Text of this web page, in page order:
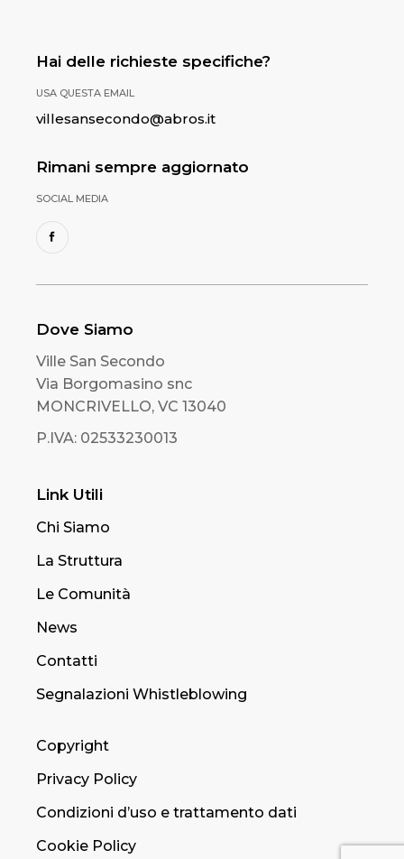
Hai delle richieste specifiche?
USA QUESTA EMAIL
villesansecondo@abros.it
Rimani sempre aggiornato
SOCIAL MEDIA
Dove Siamo
Ville San Secondo
Via Borgomasino snc
MONCRIVELLO, VC 13040
P.IVA: 02533230013
Link Utili
Chi Siamo
La Struttura
Le Comunità
News
Contatti
Segnalazioni Whistleblowing
Copyright
Privacy Policy
Condizioni d’uso e trattamento dati
Cookie Policy